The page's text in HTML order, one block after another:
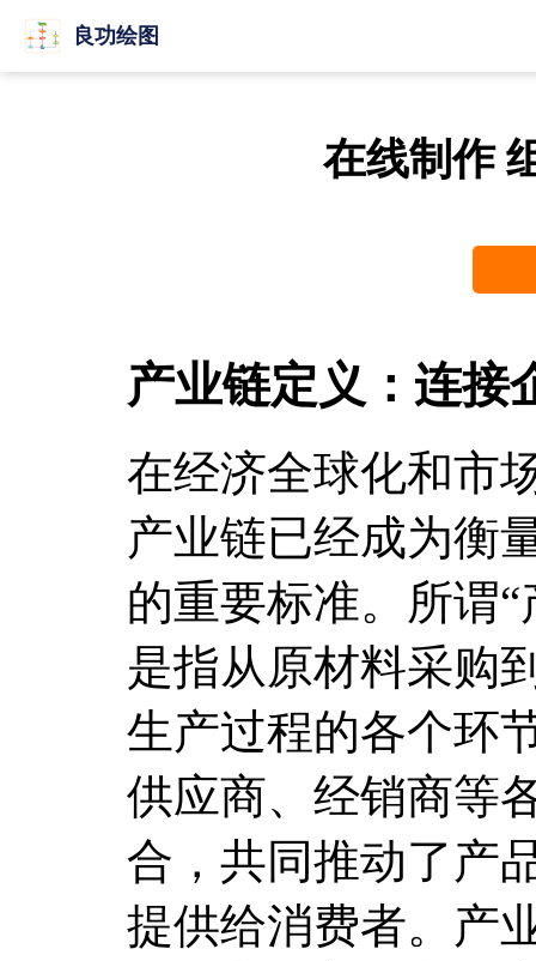
良功绘图
在线制作
产业链定义：连接
在经济全球化和市
产业链已经成为衡
的重要标准。所谓
是指从原材料采购
生产过程的各个环
供应商、经销商等
合，共同推动了产
提供给消费者。产